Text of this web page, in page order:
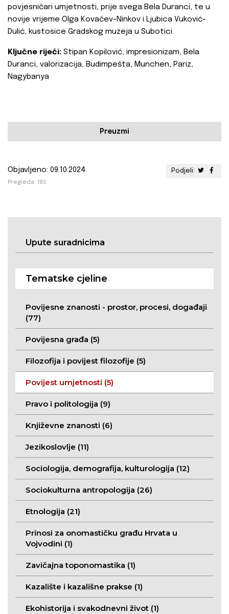
povjesničari umjetnosti, prije svega Bela Duranci, te u
novije vrijeme Olga Kovačev-Ninkov i Ljubica Vuković-
Dulić, kustosice Gradskog muzeja u Subotici.
Ključne riječi: Stipan Kopilović, impresionizam, Bela
Duranci, valorizacija, Budimpešta, Munchen, Pariz,
Nagybanya
Preuzmi
Podjeli:
Objavljeno: 09.10.2024.
Pregleda: 180
Upute suradnicima
Tematske cjeline
Povijesne znanosti - prostor, procesi, događaji
(77)
Povijesna građa (5)
Filozofija i povijest filozofije (5)
Povijest umjetnosti (5)
Pravo i politologija (9)
Književne znanosti (6)
Jezikoslovlje (11)
Sociologija, demografija, kulturologija (12)
Sociokulturna antropologija (26)
Etnologija (21)
Prinosi za onomastičku građu Hrvata u
Vojvodini (1)
Zavičajna toponomastika (1)
Kazalište i kazališne prakse (1)
Ekohistorija i svakodnevni život (1)